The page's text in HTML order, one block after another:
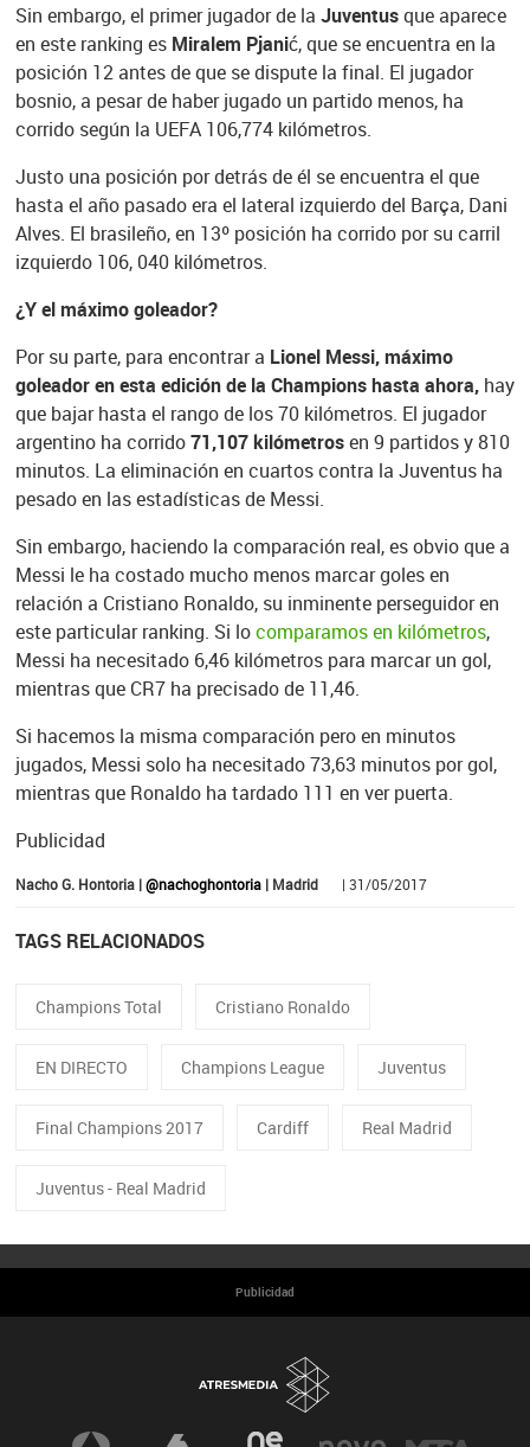
Sin embargo, el primer jugador de la Juventusque aparece
en este ranking es Miralem Pjanić, que se encuentra en la
posición 12 antes de que se dispute la final. El jugador
bosnio, a pesar de haber jugado un partido menos, ha
corrido según la UEFA 106,774 kilómetros.
Justo una posición por detrás de él se encuentra el que
hasta el año pasado era el lateral izquierdo del Barça, Dani
Alves. El brasileño, en 13º posición ha corrido por su carril
izquierdo 106, 040 kilómetros.
¿Y el máximo goleador?
Por su parte, para encontrar a Lionel Messi, máximo
goleador en esta edición de la Champions hasta ahora,hay
que bajar hasta el rango de los 70 kilómetros. El jugador
argentino ha corrido71,107 kilómetrosen 9 partidos y 810
minutos. La eliminación en cuartos contra la Juventus ha
pesado en las estadísticas de Messi.
Sin embargo, haciendo la comparación real, es obvio que a
Messi le ha costado mucho menos marcar goles en
relación a Cristiano Ronaldo, su inminente perseguidor en
este particular ranking. Si locomparamos en kilómetros,
Messi ha necesitado 6,46 kilómetros para marcar un gol,
mientras que CR7 ha precisado de 11,46.
Si hacemos la misma comparación pero en minutos
jugados, Messi solo ha necesitado 73,63 minutos por gol,
mientras que Ronaldo ha tardado 111 en ver puerta.
Publicidad
Nacho G. Hontoria |@nachoghontoria| Madrid | 31/05/2017
TAGS RELACIONADOS
Champions Total Cristiano Ronaldo
EN DIRECTO Champions League Juventus
Final Champions 2017 Cardiff Real Madrid
Juventus - Real Madrid
Publicidad